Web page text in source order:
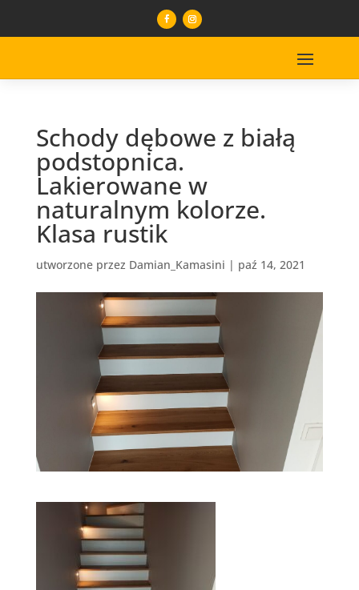
Schody dębowe z białą
podstopnica.
Lakierowane w
naturalnym kolorze.
Klasa rustik
utworzone przez Damian_Kamasini | paź 14, 2021